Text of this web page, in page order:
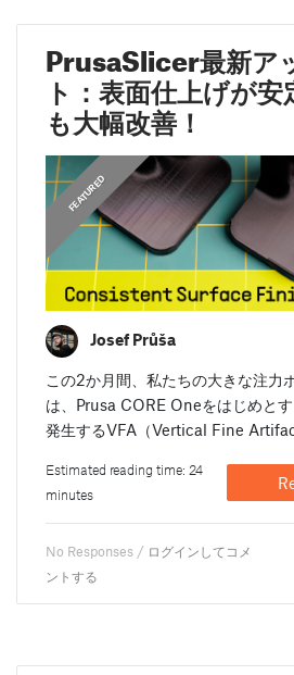
PrusaSlicer最新ア
ト：表面仕上げが
も大幅改善！
DEV DIARIES
FEATURED
FEATURED
Josef Průša
この2か月間、私たちの大きな注力
は、Prusa CORE Oneをはじめと
発生するVFA（Vertical Fine
Estimated reading time: 24
minutes
No Responses / ログインしてコメ
ントする